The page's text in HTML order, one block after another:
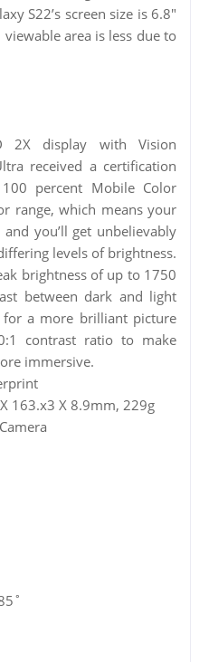
S22’s screen size is 6.8″
area is less due to
2X display with Vision
received a certification
percent Mobile Color
range, which means your
you’ll get unbelievably
levels of brightness.
brightness of up to 1750
between dark and light
a more brilliant picture
contrast ratio to make
immersive.
163.x3 X 8.9mm, 229g